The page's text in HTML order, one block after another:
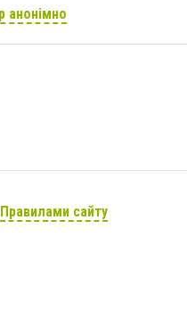
анонімно
Правилами сайту